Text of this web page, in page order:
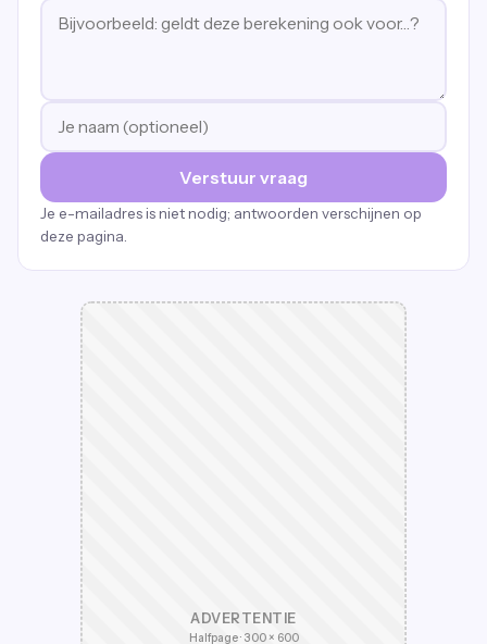
Verstuur vraag
Je e-mailadres is niet nodig; antwoorden verschijnen op
deze pagina.
ADVERTENTIE
Halfpage · 300 × 600